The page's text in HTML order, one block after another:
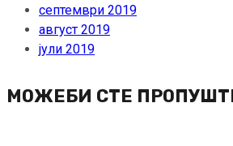
септември 2019
август 2019
јули 2019
МОЖЕБИ СТЕ